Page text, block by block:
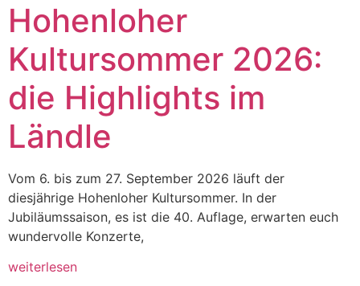
Hohenloher
Kultursommer 2026:
die Highlights im
Ländle
Vom 6. bis zum 27. September 2026 läuft der
diesjährige Hohenloher Kultursommer. In der
Jubiläumssaison, es ist die 40. Auflage, erwarten euch
wundervolle Konzerte,
weiterlesen